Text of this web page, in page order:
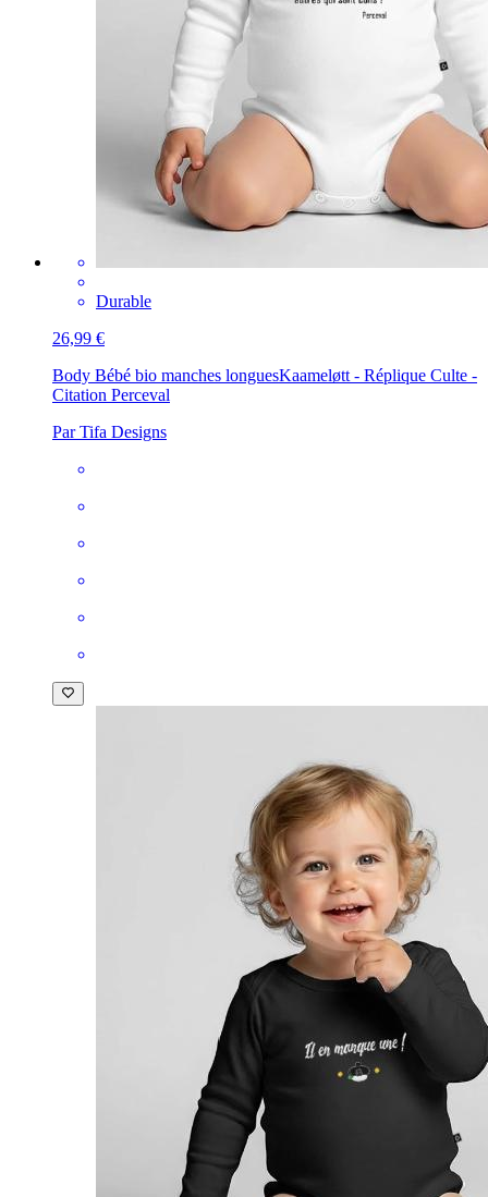
Durable
26,99 €
Body Bébé bio manches longuesKaameløtt - Réplique Culte -
Citation Perceval
Par Tifa Designs